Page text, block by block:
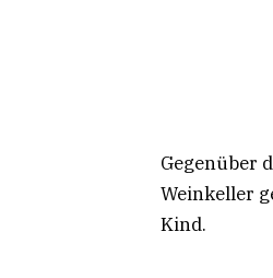
Gegenüber
Weinkeller
Kind.